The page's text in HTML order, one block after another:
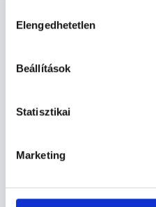
szabályzat:https://
kiválasztása
Elengedhetetlen
Beállítások
Statisztikai
Marketing
Bőrgyógyász -
KAPCSOLÓDÓ
Szolgáltatások